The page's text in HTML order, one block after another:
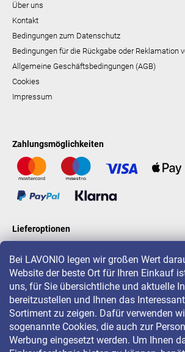
Bei LAVONIO legen wir großen Wert
Website der beste Ort für Ihren Einkauf
uns, für Sie übersichtliche und aktuelle
bereitzustellen und Ihnen das
Sortiment zu zeigen. Dafür verwenden
sogenannte Cookies, die auch zur
Werbung eingesetzt werden. Um Ihnen
Über uns
Kontakt
Bedingungen zum Datenschutz
Bedingungen für die Rückgabe oder Reklamation
Allgemeine Geschäftsbedingungen (AGB)
Cookies
Impressum
Zahlungsmöglichkeiten
Lieferoptionen
LAVONIO in der Welt